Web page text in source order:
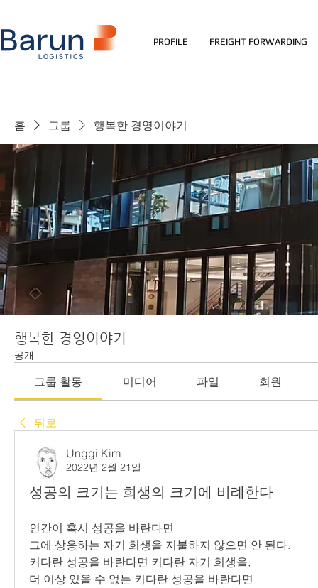
PROFILE FREIGHT FORWARDING
홈 그룹 행복한 경영이야기
행복한 경영이야기
공개
그룹 활동 미디어 파일 회원
뒤로
Unggi Kim
2022년 2월 21일
성공의 크기는 희생의 크기에 비례한다
인간이 혹시 성공을 바란다면
그에 상응하는 자기 희생을 지불하지 않으면 안 된다.
커다란 성공을 바란다면 커다란 자기 희생을,
더 이상 있을 수 없는 커다란 성공을 바란다면